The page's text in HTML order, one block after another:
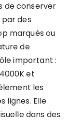
de conserver
des
marqués ou
de
important :
et
les
lignes. Elle
dans des